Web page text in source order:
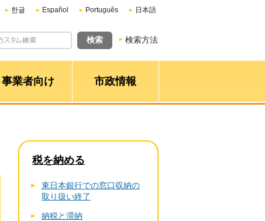
한글 Español Português
日本語
検索方法
事業者向け 市政情報
税を納める
東日本銀行での窓口収納の
取り扱い終了
納税と滞納